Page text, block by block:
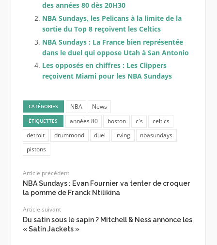
des années 80 dès 20H30
NBA Sundays, les Pelicans à la limite de la
sortie du Top 8 reçoivent les Celtics
NBA Sundays : La France bien représentée
dans le duel qui oppose Utah à San Antonio
Les opposés en chiffres : Les Clippers
reçoivent Miami pour les NBA Sundays
CATÉGORIES NBA News
ÉTIQUETTES années 80 boston c's
celtics
detroit
drummond duel irving
nbasundays
pistons
Article précédent
NBA Sundays : Evan Fournier va tenter de croquer
la pomme de Franck Ntilikina
Article suivant
Du satin sous le sapin ? Mitchell & Ness annonce les
« Satin Jackets »